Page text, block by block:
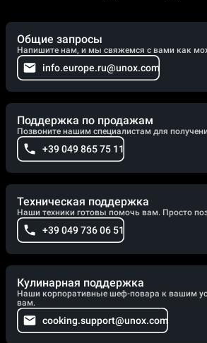
Общие запросы
Напишите нам, и мы свяжемся с вами как
info.europe.ru@unox.com
Поддержка по продажам
Позвоните нашим специалистам для
+39 049 865 75 11
Техническая поддержка
Наши техники готовы помочь вам. Просто
+39 049 736 06 51
Кулинарная поддержка
Наши корпоративные шеф-повара к вашим
вам.
cooking.support@unox.com